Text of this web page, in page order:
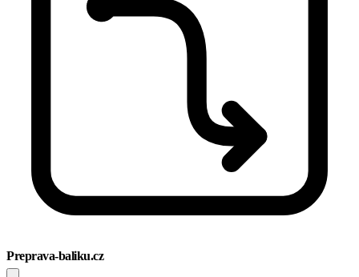
Preprava-baliku.cz